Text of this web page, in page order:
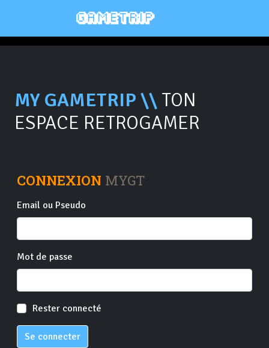
MY GAMETRIP \\ TON
ESPACE RETROGAMER
CONNEXION MYGT
Email ou Pseudo
Mot de passe
Rester connecté
Se connecter